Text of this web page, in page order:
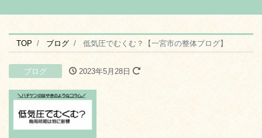
TOP ブログ 低気圧でむくむ？【一宮市の整体ブログ】
ブログ 2023年5月28日